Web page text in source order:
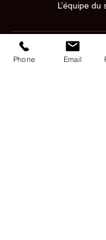
L’équipe du
Dettagli di
Phone Email